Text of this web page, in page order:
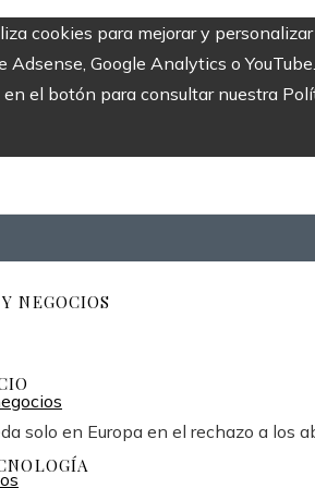
cookies para mejorar y
Adsense, Google Analytics o
el botón para consultar nuestra
NEGOCIOS
solo en Europa en el rechazo a los